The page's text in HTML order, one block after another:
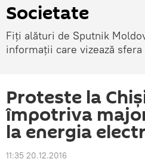
Societate
Fiți alături de Sputnik
informații care vizează sfera
Proteste la
împotriva
la energia
11:35 20.12.2016